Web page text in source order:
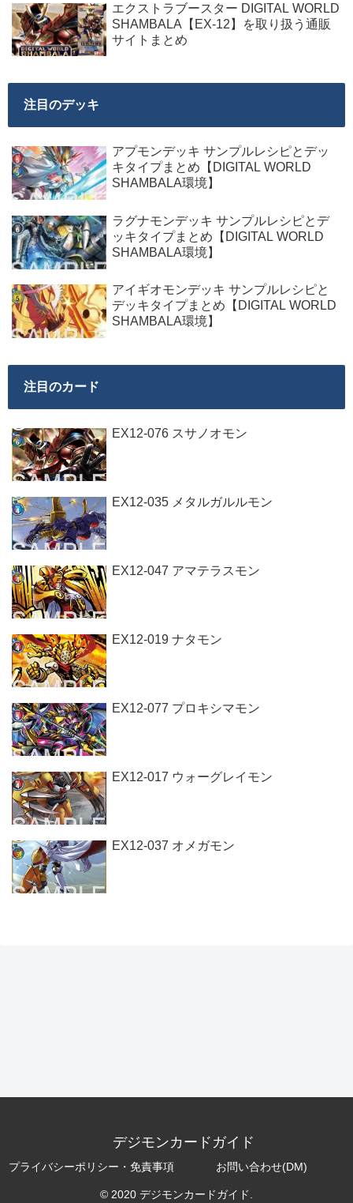
エクストラブースター DIGITAL WORLD
SHAMBALA【EX-12】を取り扱う通販
サイトまとめ
注目のデッキ
アプモンデッキ サンプルレシピとデッ
キタイプまとめ【DIGITAL WORLD
SHAMBALA環境】
ラグナモンデッキ サンプルレシピとデ
ッキタイプまとめ【DIGITAL WORLD
SHAMBALA環境】
アイギオモンデッキ サンプルレシピと
デッキタイプまとめ【DIGITAL WORLD
SHAMBALA環境】
注目のカード
EX12-076 スサノオモン
EX12-035 メタルガルルモン
EX12-047 アマテラスモン
EX12-019 ナタモン
EX12-077 プロキシマモン
EX12-017 ウォーグレイモン
EX12-037 オメガモン
デジモンカードガイド
プライバシーポリシー・免責事項 お問い合わせ(DM)
© 2020 デジモンカードガイド.